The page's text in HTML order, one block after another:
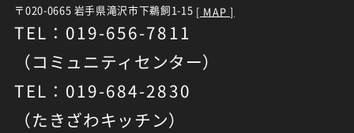
〒020-0665 岩手県滝沢市下鵜飼1-15 [ MAP ]
TEL：019-656-7811
（コミュニティセンター）
TEL：019-684-2830
（たきざわキッチン）